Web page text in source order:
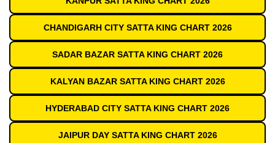
CHANDIGARH CITY SATTA KING CHART 2026
SADAR BAZAR SATTA KING CHART 2026
KALYAN BAZAR SATTA KING CHART 2026
HYDERABAD CITY SATTA KING CHART 2026
JAIPUR DAY SATTA KING CHART 2026